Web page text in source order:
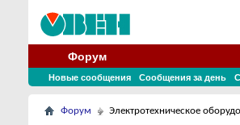
Форум
Новые сообщения Сообщения за день
Форум Электротехническое